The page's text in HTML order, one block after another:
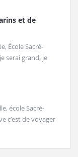
et de
École Sacré-
serai grand, je
école Sacré-
c’est de voyager